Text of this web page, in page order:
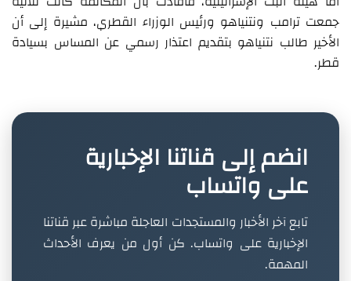
جمعت ترامب ونتنياهو ورئيس الوزراء القطري، مشيرة إلى أن
الأخير طالب نتنياهو بتقديم اعتذار رسمي عن المساس بسيادة
قطر.
انضم إلى قناتنا الإخبارية
على واتساب
تابع آخر الأخبار والمستجدات العاجلة مباشرة عبر قناتنا
الإخبارية على واتساب. كن أول من يعرف الأحداث
المهمة.